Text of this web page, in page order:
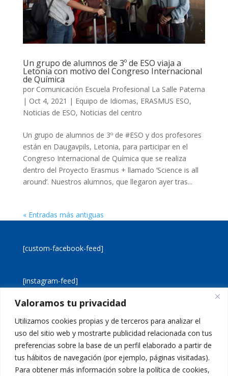
Valoramos tu privacidad
Utilizamos cookies propias y de terceros para analizar el
uso del sitio web y mostrarte publicidad relacionada con tus
preferencias sobre la base de un perfil elaborado a partir de
tus hábitos de navegación (por ejemplo, páginas visitadas).
Para obtener más información sobre la política de cookies,
Un grupo de alumnos de 3º de ESO viaja a
Letonia con motivo del Congreso Internacional
de Química
por Comunicación Escuela Profesional La Salle Paterna
| Oct 4, 2021 | Equipo de Idiomas, ERASMUS ESO,
Noticias de ESO, Noticias del centro
Un grupo de alumnos de 3º de #ESO y dos profesores
están en Daugavpils, Letonia, para participar en el
Congreso Internacional de Química que se realiza
dentro del Proyecto Erasmus + llamado ‘Science is all
around’. Nuestros alumnos, que llegaron ayer tras...
« Entradas más antiguas
[custom-facebook-feed]
[instagram-feed]